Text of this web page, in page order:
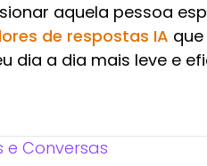
aquela pessoa
de respostas IA
dia a dia mais leve e
e Conversas